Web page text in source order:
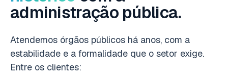
administração pública.
Atendemos órgãos públicos há anos, com a
estabilidade e a formalidade que o setor exige.
Entre os clientes: